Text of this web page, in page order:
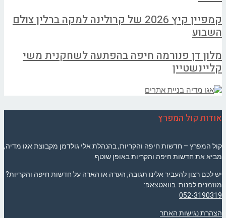
קמפיין קיץ 2026 של קרולינה למקה ברלין צולם
השבוע
מלון דן פנורמה חיפה בהפתעה לשחקנית משי
קליינשטיין
אודות קול המפרץ
קול המפרץ – חדשות חיפה והקריות, בהנהלת אלי גולדמן מקבוצת אגו מדיה,
מביא את חדשות חיפה והקריות באופן שוטף.
יש לכם רצון להעביר אלינו תגובה, הערה או הארה על חדשות חיפה והקריות?
מוזמנים לפנות בוואטצאפ:
052-3190319
הצהרת נגישות האתר